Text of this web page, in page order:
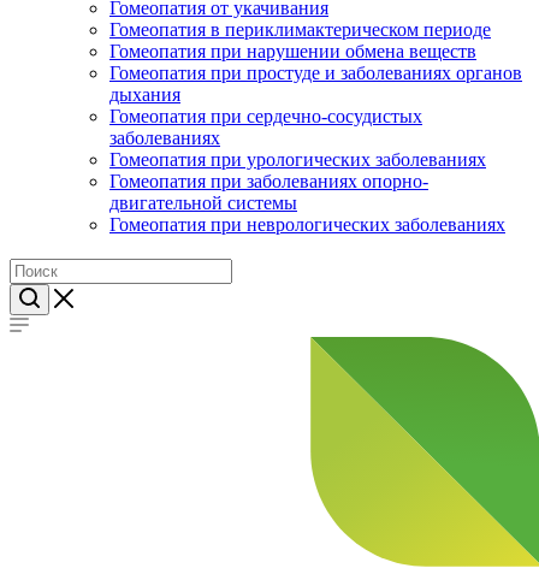
Гомеопатия от укачивания
Гомеопатия в периклимактерическом периоде
Гомеопатия при нарушении обмена веществ
Гомеопатия при простуде и заболеваниях органов
дыхания
Гомеопатия при сердечно-сосудистых
заболеваниях
Гомеопатия при урологических заболеваниях
Гомеопатия при заболеваниях опорно-
двигательной системы
Гомеопатия при неврологических заболеваниях